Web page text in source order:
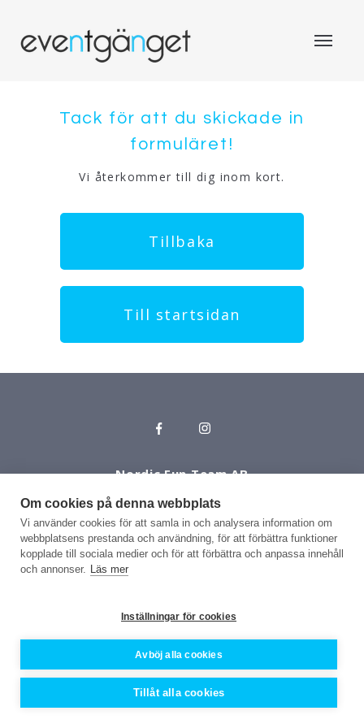
Om cookies på denna webbplats
Vi använder cookies för att samla in och analysera information om
webbplatsens prestanda och användning, för att förbättra funktioner
kopplade till sociala medier och för att förbättra och anpassa innehåll
och annonser. Läs mer
Inställningar för cookies
Avböj alla cookies
Tillåt alla cookies
Tack för att du skickade in
formuläret!
Vi återkommer till dig inom kort.
Tillbaka
Till startsidan
Nordic Fun Team AB
011 - 16 96 00|kontakt@eventganget.se